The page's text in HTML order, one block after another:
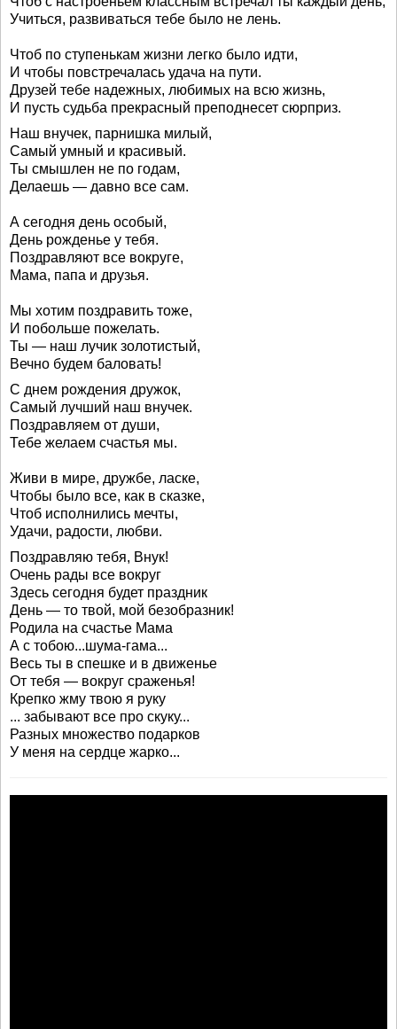
Учиться, развиваться тебе было не лень.
Чтоб по ступенькам жизни легко было идти,
И чтобы повстречалась удача на пути.
Друзей тебе надежных, любимых на всю жизнь,
И пусть судьба прекрасный преподнесет сюрприз.
Наш внучек, парнишка милый,
Самый умный и красивый.
Ты смышлен не по годам,
Делаешь — давно все сам.
А сегодня день особый,
День рожденье у тебя.
Поздравляют все вокруге,
Мама, папа и друзья.
Мы хотим поздравить тоже,
И побольше пожелать.
Ты — наш лучик золотистый,
Вечно будем баловать!
С днем рождения дружок,
Самый лучший наш внучек.
Поздравляем от души,
Тебе желаем счастья мы.
Живи в мире, дружбе, ласке,
Чтобы было все, как в сказке,
Чтоб исполнились мечты,
Удачи, радости, любви.
Поздравляю тебя, Внук!
Очень рады все вокруг
Здесь сегодня будет праздник
День — то твой, мой безобразник!
Родила на счастье Мама
А с тобою...шума-гама...
Весь ты в спешке и в движенье
От тебя — вокруг сраженья!
Крепко жму твою я руку
... забывают все про скуку...
Разных множество подарков
У меня на сердце жарко...